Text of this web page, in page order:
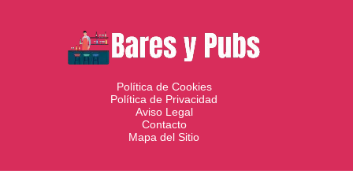
Política de Cookies
Política de Privacidad
Aviso Legal
Contacto
Mapa del Sitio